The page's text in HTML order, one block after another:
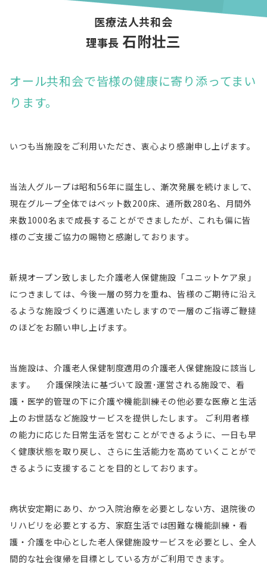
医療法人共和会
理事長 石附壮三
オール共和会で皆様の健康に寄り添ってまい
ります。
いつも当施設をご利用いただき、衷心より感謝申し上げます。
当法人グループは昭和56年に誕生し、漸次発展を続けまして、
現在グループ全体ではベット数200床、通所数280名、月間外
来数1000名まで成長することができましたが、これも偏に皆
様のご支援ご協力の賜物と感謝しております。
新規オープン致しました介護老人保健施設「ユニットケア泉」
につきましては、今後一層の努力を重ね、皆様のご期待に沿え
るような施設づくりに邁進いたしますので一層のご指導ご鞭撻
のほどをお願い申し上げます。
当施設は、介護老人保健制度適用の介護老人保健施設に該当し
ます。 介護保険法に基づいて設置･運営される施設で、看
護・医学的管理の下に介護や機能訓練その他必要な医療と生活
上のお世話など施設サービスを提供したします。 ご利用者様
の能力に応じた日常生活を営むことができるように、一日も早
く健康状態を取り戻し、さらに生活能力を高めていくことがで
きるように支援することを目的としております。
病状安定期にあり、かつ入院治療を必要としない方、退院後の
リハビリを必要とする方、家庭生活では困難な機能訓練・看
護・介護を中心とした老人保健施設サービスを必要とし、全人
間的な社会復帰を目標としている方がご利用できます。